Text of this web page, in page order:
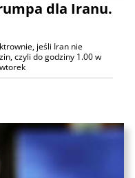
dla Iranu.
jeśli Iran nie
czyli do godziny 1.00 w